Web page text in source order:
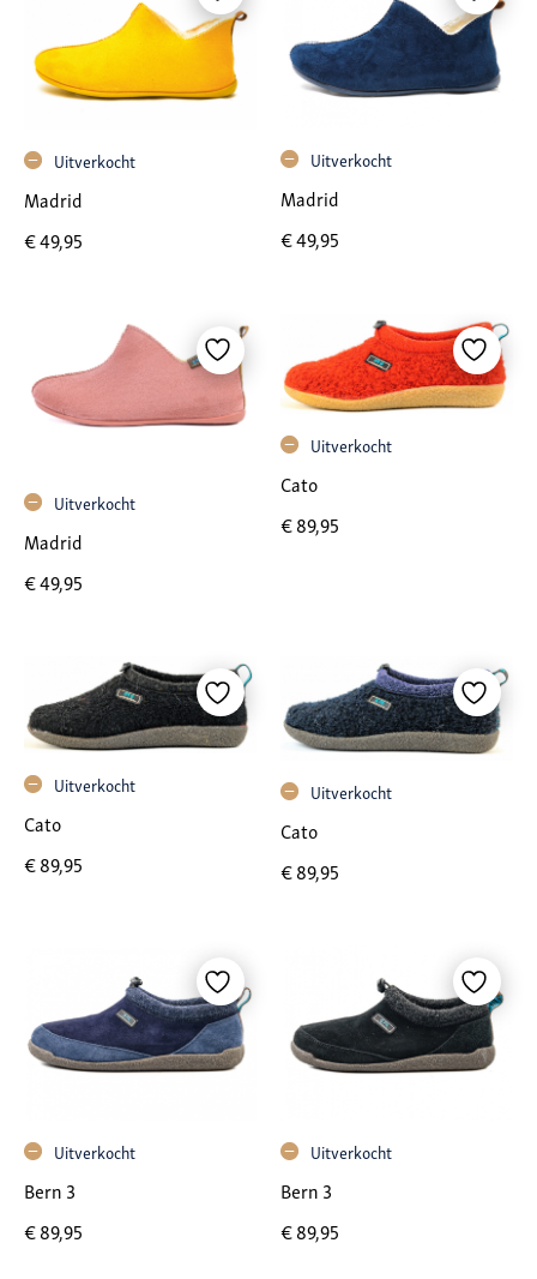
Uitverkocht
Madrid
€49,95
Uitverkocht
Madrid
€49,95
Uitverkocht
Madrid
€49,95
Uitverkocht
Cato
€89,95
Uitverkocht
Cato
€89,95
Uitverkocht
Cato
€89,95
Uitverkocht
Bern 3
€89,95
Uitverkocht
Bern 3
€89,95